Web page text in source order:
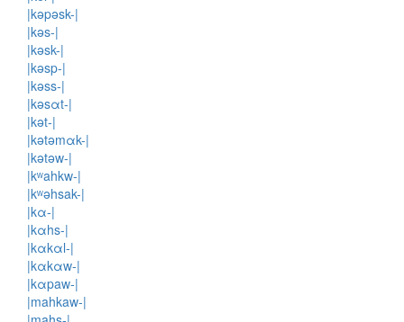
|kəpəsk-|
|kəs-|
|kəsk-|
|kəsp-|
|kəss-|
|kəsαt-|
|kət-|
|kətəmαk-|
|kətəw-|
|kʷahkw-|
|kʷəhsak-|
|kα-|
|kαhs-|
|kαkαl-|
|kαkαw-|
|kαpaw-|
|mahkaw-|